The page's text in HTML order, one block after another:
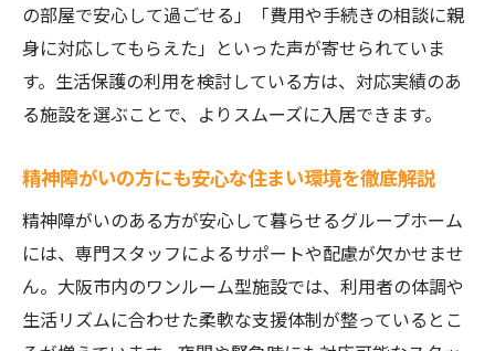
の部屋で安心して過ごせる」「費用や手続きの相談に親
身に対応してもらえた」といった声が寄せられていま
す。生活保護の利用を検討している方は、対応実績のあ
る施設を選ぶことで、よりスムーズに入居できます。
精神障がいの方にも安心な住まい環境を徹底解説
精神障がいのある方が安心して暮らせるグループホーム
には、専門スタッフによるサポートや配慮が欠かせませ
ん。大阪市内のワンルーム型施設では、利用者の体調や
生活リズムに合わせた柔軟な支援体制が整っているとこ